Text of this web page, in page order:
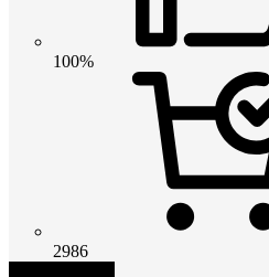
100%
2986